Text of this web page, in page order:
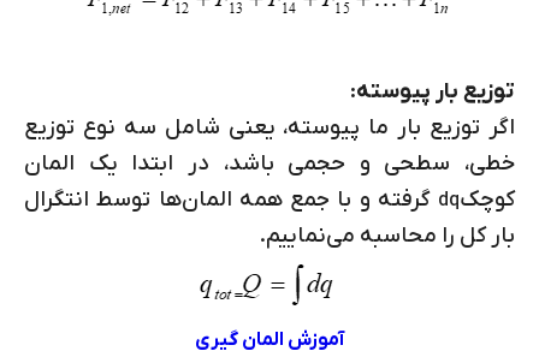
توزیع بار پیوسته:
اگر توزیع بار ما پیوسته، یعنی شامل سه نوع توزیع
خطی، سطحی و حجمی باشد، در ابتدا یک المان
کوچکdq گرفته و با جمع همه المان‌ها توسط انتگرال
بار کل را محاسبه می‌نماییم.
آموزش المان گیری